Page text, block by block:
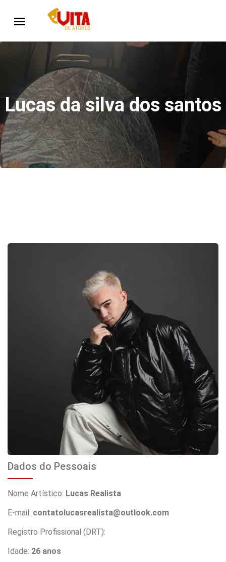
Lucas da silva dos santos
Dados do Pessoais
Nome Artístico: Lucas Realista
E-mail: contatolucasrealista@outlook.com
Registro Profissional (DRT):
Idade: 26 anos